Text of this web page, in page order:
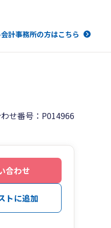
会計事務所の方はこちら
せ番号：P014966
合わせ
トに追加